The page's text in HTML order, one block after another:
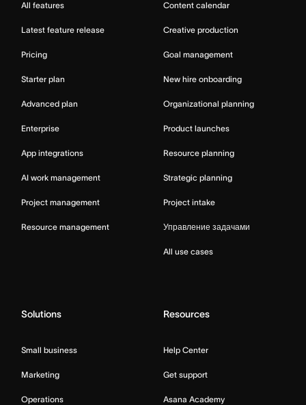
All features
Latest feature release
Pricing
Starter plan
Advanced plan
Enterprise
App integrations
AI work management
Project management
Resource management
Content calendar
Creative production
Goal management
New hire onboarding
Organizational planning
Product launches
Resource planning
Strategic planning
Project intake
Управление задачами
All use cases
Solutions
Small business
Marketing
Operations
Resources
Help Center
Get support
Asana Academy